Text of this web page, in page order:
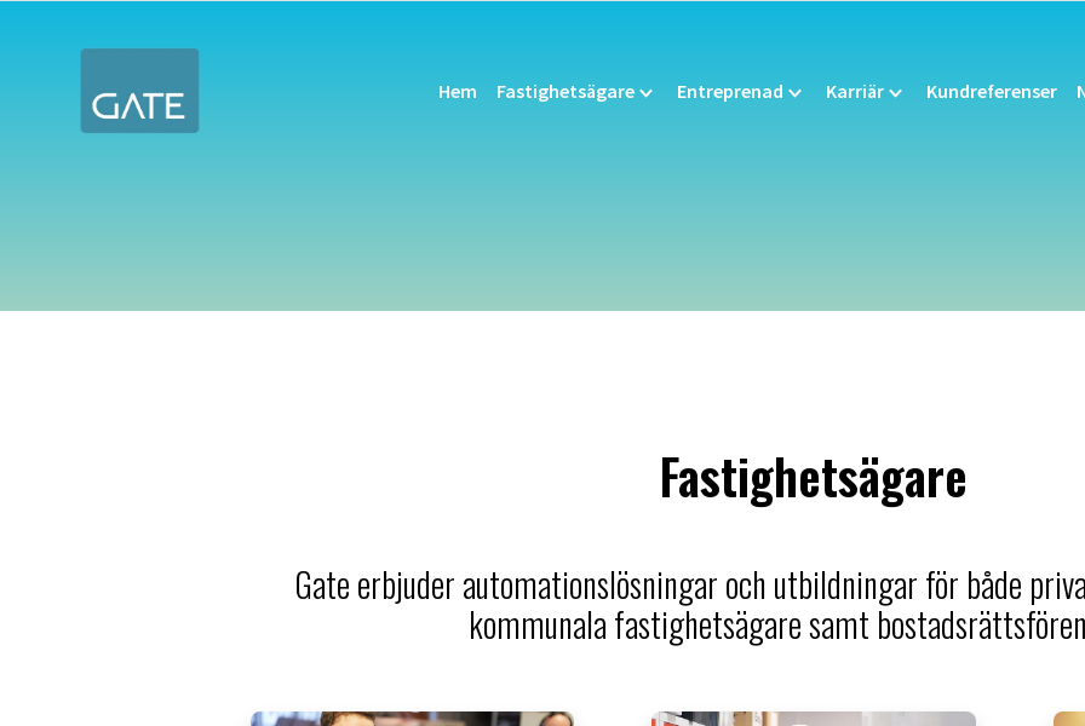
Hem Fastighetsägare Entreprenad Karriär Kundreferenser
Fastighetsägare
Gate erbjuder automationslösningar och utbildningar för både
kommunala fastighetsägare samt